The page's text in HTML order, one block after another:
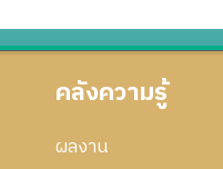
ย
น
คลังความรู้
ผลงาน